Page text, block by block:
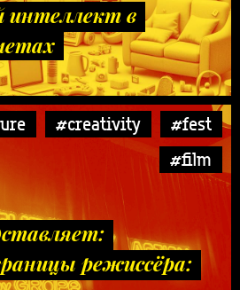
интеллект в
#creativity
#fest
#film
режиссёра: